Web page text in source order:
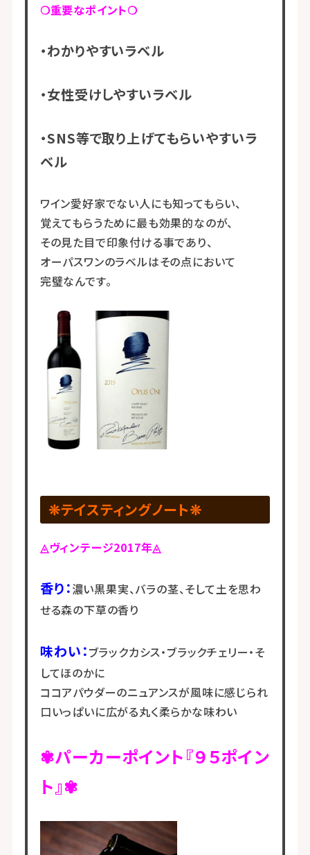
❍重要なポイント❍
・わかりやすいラベル
・女性受けしやすいラベル
・SNS等で取り上げてもらいやすいラ
ベル
ワイン愛好家でない人にも知ってもらい、
覚えてもらうために最も効果的なのが、
その見た目で印象付ける事であり、
オーパスワンのラベルはその点において
完璧なんです。
❊テイスティングノート❊
◬ヴィンテージ2017年◬
香り：濃い黒果実、バラの茎、そして土を思わ
せる森の下草の香り
味わい：ブラックカシス・ブラックチェリー・そ
してほのかに
ココアパウダーのニュアンスが風味に感じられ
口いっぱいに広がる丸く柔らかな味わい
✾パーカーポイント『９５ポイン
ト』✾